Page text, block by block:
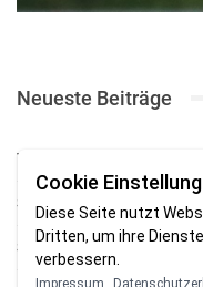
Neueste Beiträge
TSV gewinnt Testspiel bei
SV Brake gewinnt erstes
SV Brake feiert 5:2-
Cookie
Diese Seite nutzt
Dritten, um ihre
verbessern.
Impressum